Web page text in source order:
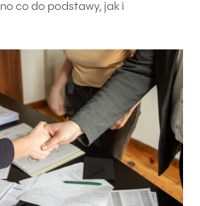
co do podstawy, jak i